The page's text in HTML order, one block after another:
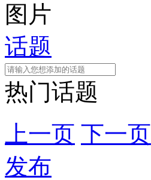
图片
话题
热门话题
上一页 下一页
发布